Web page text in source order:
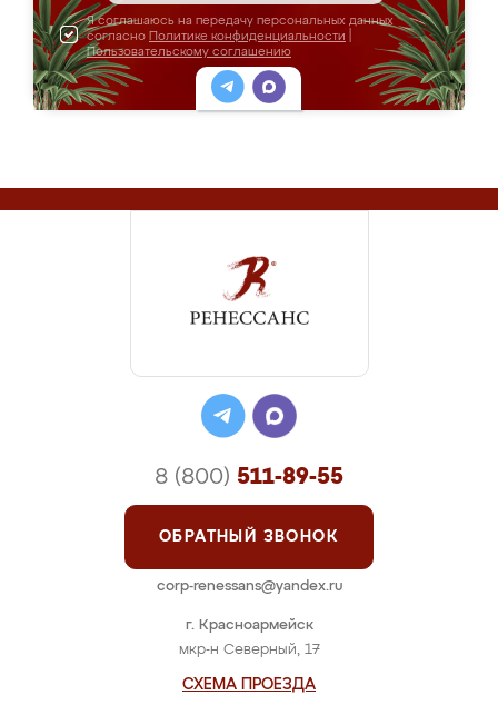
Я соглашаюсь на передачу персональных данных
согласно Политике конфиденциальности
Пользовательскому соглашению
г. Красноармейск
мкр-н Северный, 17
СХЕМА ПРОЕЗДА
8 (800) 511-89-55
ОБРАТНЫЙ ЗВОНОК
corp-renessans@yandex.ru